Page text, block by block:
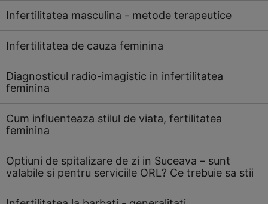
Infertilitatea masculina - metode terapeutice
Infertilitatea de cauza feminina
Diagnosticul radio-imagistic in infertilitatea
feminina
Cum influenteaza stilul de viata, fertilitatea
feminina
Optiuni de spitalizare de zi in Suceava – sunt
valabile si pentru serviciile ORL? Ce trebuie sa stii